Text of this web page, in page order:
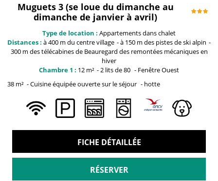
Muguets 3 (se loue du dimanche au
dimanche de janvier à avril)
Type de location : Appartements dans chalet
Distances : à 400 m du centrevillage à 150 m des pistes de ski alpin
300 m des télécabines de Beauregard des remontées mécaniques en
hiver
Chambre 1 : 12 m² 2 lits de 80 FenêtreOuest
38 m² Cuisine équipée ouverte sur le séjour hotte
FICHE DÉTAILLÉE
RÉSERVER